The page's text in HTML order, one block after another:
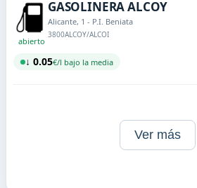
abierto
GASOLINERA ALCOY
Alicante, 1 - P.I. Beniata
3800ALCOY/ALCOI
↓ 0.05€/l bajo la media
Ver más